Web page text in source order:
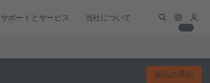
サポートとサービス 当社について
製品の選択